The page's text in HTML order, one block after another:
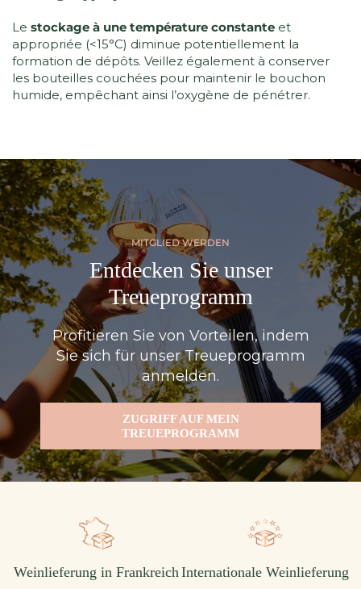
Le stockage à une température constante et
appropriée (<15°C) diminue potentiellement la
formation de dépôts. Veillez également à conserver
les bouteilles couchées pour maintenir le bouchon
humide, empêchant ainsi l’oxygène de pénétrer.
MITGLIED WERDEN
Entdecken Sie unser
Treueprogramm
Profitieren Sie von Vorteilen, indem
Sie sich für unser Treueprogramm
anmelden.
ZUGRIFF AUF MEIN
TREUEPROGRAMM
Weinlieferung in FrankreichInternationale Weinlieferung